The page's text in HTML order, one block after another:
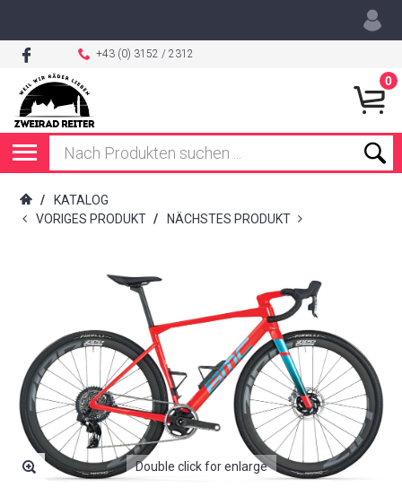
+43 (0) 3152 / 2312
0
/
KATALOG
VORIGES PRODUKT / NÄCHSTES PRODUKT
Double click for enlarge